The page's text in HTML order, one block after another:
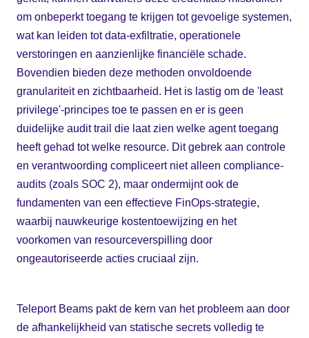
om onbeperkt toegang te krijgen tot gevoelige systemen,
wat kan leiden tot data-exfiltratie, operationele
verstoringen en aanzienlijke financiële schade.
Bovendien bieden deze methoden onvoldoende
granulariteit en zichtbaarheid. Het is lastig om de 'least
privilege'-principes toe te passen en er is geen
duidelijke audit trail die laat zien welke agent toegang
heeft gehad tot welke resource. Dit gebrek aan controle
en verantwoording compliceert niet alleen compliance-
audits (zoals SOC 2), maar ondermijnt ook de
fundamenten van een effectieve FinOps-strategie,
waarbij nauwkeurige kostentoewijzing en het
voorkomen van resourceverspilling door
ongeautoriseerde acties cruciaal zijn.
Teleport Beams pakt de kern van het probleem aan door
de afhankelijkheid van statische secrets volledig te